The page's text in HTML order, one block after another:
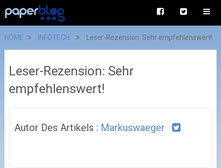
HOME INFOTECH Leser-Rezension: Sehr empfehlenswert!
Leser-Rezension: Sehr
empfehlenswert!
Autor Des Artikels : Markuswaeger